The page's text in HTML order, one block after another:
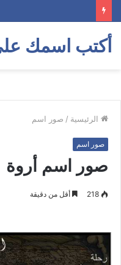
أكتب اسمك
الرئيسية / صور اسم
صور اسم
صور اسم أروة
218 أقل من دقيقة